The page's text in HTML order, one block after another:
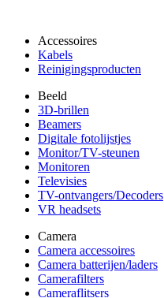
Accessoires
Kabels
Reinigingsproducten
Beeld
3D-brillen
Beamers
Digitale fotolijstjes
Monitor/TV-steunen
Monitoren
Televisies
TV-ontvangers/Decoders
VR headsets
Camera
Camera accessoires
Camera batterijen/laders
Camerafilters
Cameraflitsers